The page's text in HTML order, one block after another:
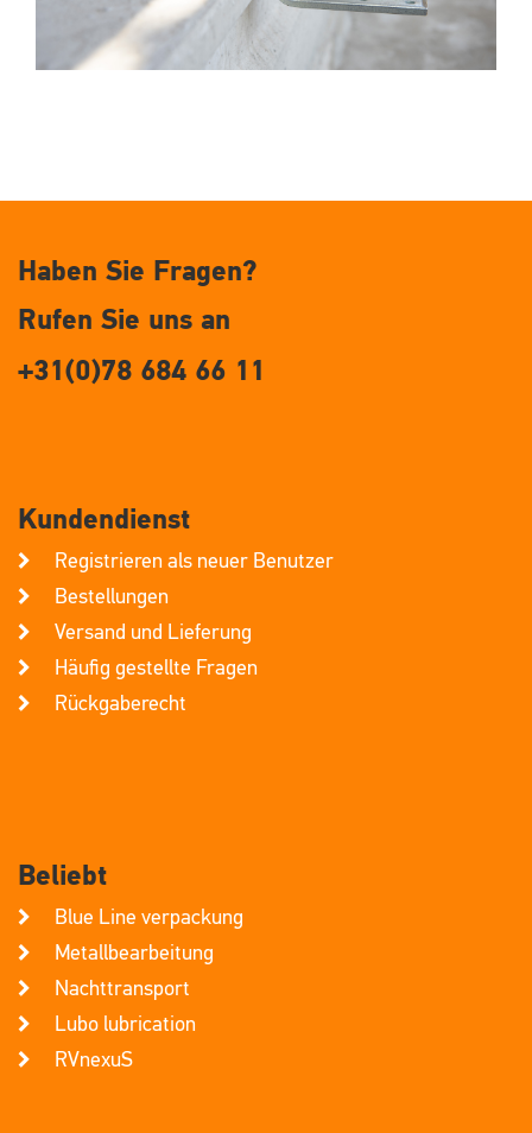
Haben Sie Fragen?
Rufen Sie uns an
+31(0)78 684 66 11
Kundendienst
Registrieren als neuer Benutzer
Bestellungen
Versand und Lieferung
Häufig gestellte Fragen
Rückgaberecht
Beliebt
Blue Line verpackung
Metallbearbeitung
Nachttransport
Lubo lubrication
RVnexuS